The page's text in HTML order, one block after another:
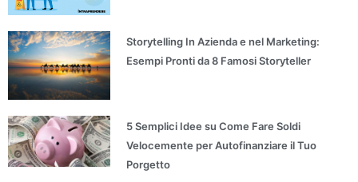
Storytelling In Azienda e nel Marketing:
Esempi Pronti da 8 Famosi Storyteller
5 Semplici Idee su Come Fare Soldi
Velocemente per Autofinanziare il Tuo
Porgetto